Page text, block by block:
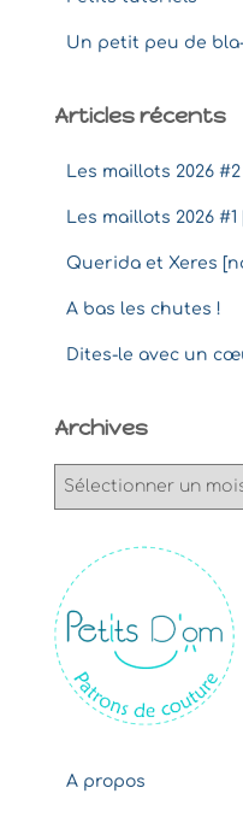
Un petit peu de
Articles récents
Les maillots 2026
Les maillots 2026
Querida et Xeres
A bas les chutes !
Dites-le avec un
Archives
v
e
s
A propos